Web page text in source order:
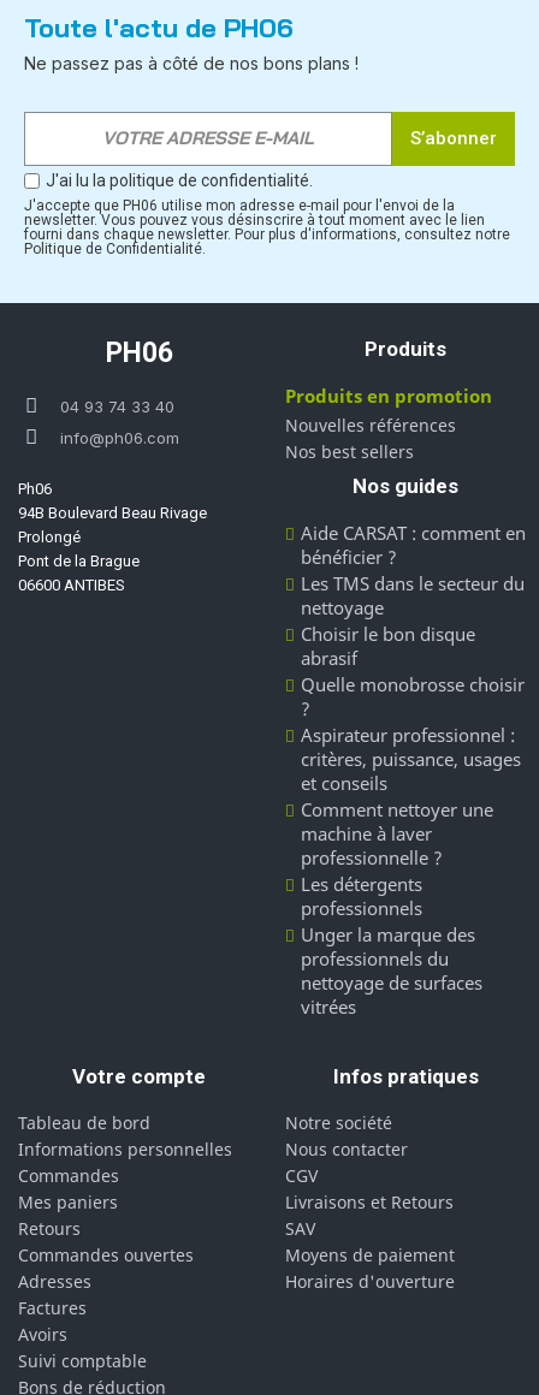
Toute l'actu de PH06
Ne passez pas à côté de nos bons plans !
S’abonner
J'ai lu la politique de confidentialité.
J'accepte que PH06 utilise mon adresse e-mail pour l'envoi de la
newsletter. Vous pouvez vous désinscrire à tout moment avec le lien
fourni dans chaque newsletter. Pour plus d'informations, consultez notre
Politique de Confidentialité.
PH06
04 93 74 33 40
info@ph06.com
Ph06
94B Boulevard Beau Rivage
Prolongé
Pont de la Brague
06600 ANTIBES
Produits
Produits en promotion
Nouvelles références
Nos best sellers
Nos guides
Aide CARSAT : comment en
bénéficier ?
Les TMS dans le secteur du
nettoyage
Choisir le bon disque
abrasif
Quelle monobrosse choisir
?
Aspirateur professionnel :
critères, puissance, usages
et conseils
Comment nettoyer une
machine à laver
professionnelle ?
Les détergents
professionnels
Unger la marque des
professionnels du
nettoyage de surfaces
vitrées
Votre compte
Tableau de bord
Informations personnelles
Commandes
Mes paniers
Retours
Commandes ouvertes
Adresses
Factures
Avoirs
Suivi comptable
Bons de réduction
Infos pratiques
Notre société
Nous contacter
CGV
Livraisons et Retours
SAV
Moyens de paiement
Horaires d'ouverture